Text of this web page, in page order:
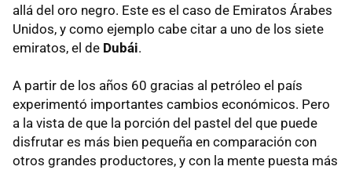
allá del oro negro. Este es el caso de Emiratos Árabes
Unidos, y como ejemplo cabe citar a uno de los siete
emiratos, el de Dubái.
A partir de los años 60 gracias al petróleo el país
experimentó importantes cambios económicos. Pero
a la vista de que la porción del pastel del que puede
disfrutar es más bien pequeña en comparación con
otros grandes productores, y con la mente puesta más